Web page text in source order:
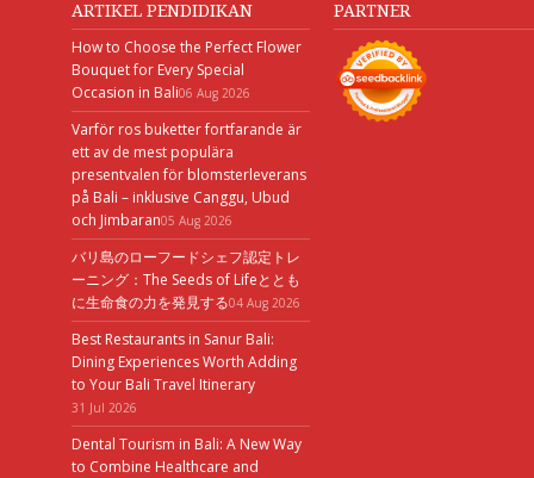
ARTIKEL PENDIDIKAN
How to Choose the Perfect Flower
Bouquet for Every Special
Occasion in Bali06 Aug 2026
Varför ros buketter fortfarande är
ett av de mest populära
presentvalen för blomsterleverans
på Bali – inklusive Canggu, Ubud
och Jimbaran05 Aug 2026
バリ島のローフードシェフ認定トレ
ーニング：The Seeds of Lifeととも
に生命食の力を発見する04 Aug 2026
Best Restaurants in Sanur Bali:
Dining Experiences Worth Adding
to Your Bali Travel Itinerary
31 Jul 2026
Dental Tourism in Bali: A New Way
to Combine Healthcare and
PARTNER